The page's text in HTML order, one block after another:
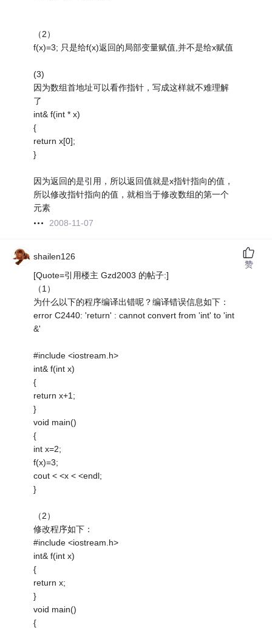
（2）
f(x)=3; 只是给f(x)返回的局部变量赋值,并不是给x赋值
(3)
因为数组首地址可以看作指针，写成这样就不难理解
了
int& f(int * x)
{
return x[0];
}
因为返回的是引用，所以返回值就是x指针指向的值，
所以修改指针指向的值，就相当于修改数组的第一个
元素
2008-11-07
shailen126
[Quote=引用楼主 Gzd2003 的帖子:]
（1）
为什么以下的程序编译出错呢？编译错误信息如下：
error C2440: 'return' : cannot convert from 'int' to 'int
&'
#include <iostream.h>
int& f(int x)
{
return x+1;
}
void main()
{
int x=2;
f(x)=3;
cout < <x < <endl;
}
（2）
修改程序如下：
#include <iostream.h>
int& f(int x)
{
return x;
}
void main()
{
赞